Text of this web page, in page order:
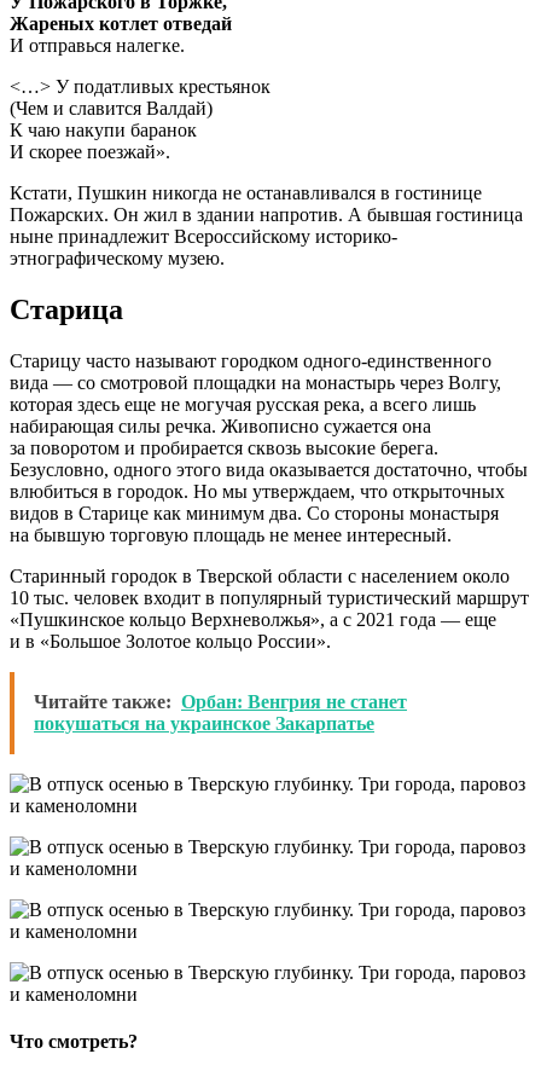
Жареных котлет отведай
И отправься налегке.
<…> У податливых крестьянок
(Чем и славится Валдай)
К чаю накупи баранок
И скорее поезжай».
Кстати, Пушкин никогда не останавливался в гостинице
Пожарских. Он жил в здании напротив. А бывшая гостиница
ныне принадлежит Всероссийскому историко-
этнографическому музею.
Старица
Старицу часто называют городком одного-единственного
вида — со смотровой площадки на монастырь через Волгу,
которая здесь еще не могучая русская река, а всего лишь
набирающая силы речка. Живописно сужается она
за поворотом и пробирается сквозь высокие берега.
Безусловно, одного этого вида оказывается достаточно, чтобы
влюбиться в городок. Но мы утверждаем, что открыточных
видов в Старице как минимум два. Со стороны монастыря
на бывшую торговую площадь не менее интересный.
Старинный городок в Тверской области с населением около
10 тыс. человек входит в популярный туристический маршрут
«Пушкинское кольцо Верхневолжья», а с 2021 года — еще
и в «Большое Золотое кольцо России».
Читайте также: Орбан: Венгрия не станет
покушаться на украинское Закарпатье
Что смотреть?